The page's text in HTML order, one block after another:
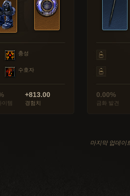
충성
수호자
이템
+813.00
경험치
0.00%
금화 발견
마지막 업데이